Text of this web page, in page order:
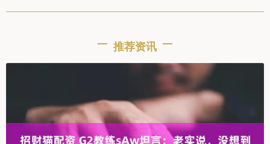
推荐资讯